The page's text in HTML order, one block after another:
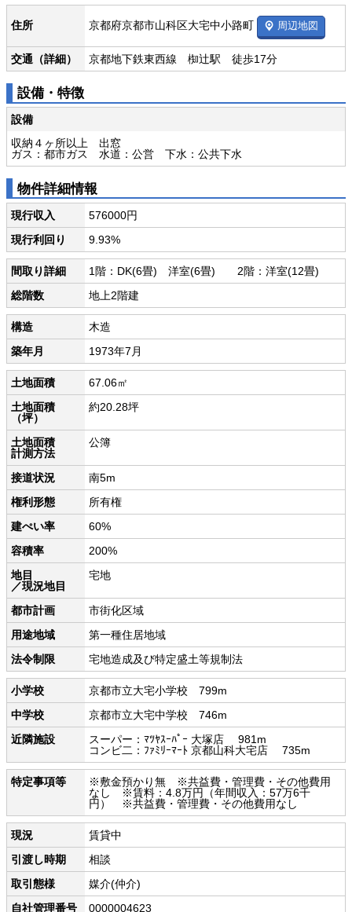
住所 京都府京都市山科区大宅中小路町 周辺地図
交通（詳細） 京都地下鉄東西線 椥辻駅 徒歩17分
設備・特徴
設備
収納４ヶ所以上 出窓
ガス：都市ガス 水道：公営 下水：公共下水
物件詳細情報
現行収入
576000円
現行利回り
9.93%
間取り詳細
1階：DK(6畳) 洋室(6畳) 2階：洋室(12畳)
総階数
地上2階建
構造
木造
築年月
1973年7月
土地面積
67.06㎡
土地面積
（坪）
約20.28坪
土地面積
計測方法
公簿
接道状況
南5m
権利形態
所有権
建ぺい率
60%
容積率
200%
地目
／現況地目
宅地
都市計画
市街化区域
用途地域
第一種住居地域
法令制限
宅地造成及び特定盛土等規制法
小学校
京都市立大宅小学校 799m
中学校
京都市立大宅中学校 746m
近隣施設
スーパー：ﾏﾂﾔｽｰﾊﾟｰ 大塚店 981m
コンビ二：ﾌｧﾐﾘｰﾏｰﾄ 京都山科大宅店 735m
特定事項等
※敷金預かり無 ※共益費・管理費・その他費用
なし ※賃料：4.8万円（年間収入：57万6千
円） ※共益費・管理費・その他費用なし
現況
賃貸中
引渡し時期
相談
取引態様
媒介(仲介)
自社管理番号
0000004623